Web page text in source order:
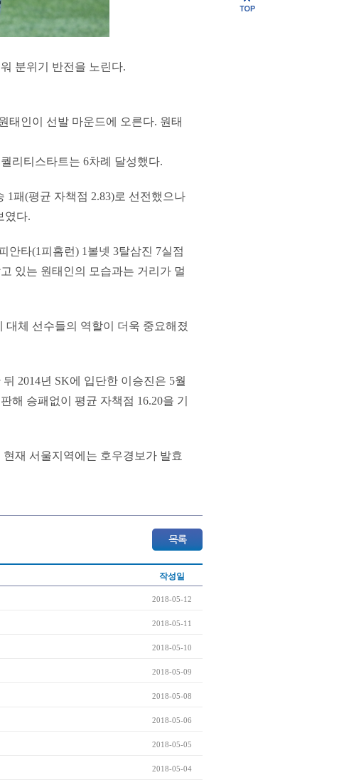
분위기 반전을 노린다.
태인이 선발 마운드에 오른다. 원태
리티스타트는 6차례 달성했다.
1패(평균 자책점 2.83)로 선전했으나
였다.
안타(1피홈런) 1볼넷 3탈삼진 7실점
있는 원태인의 모습과는 거리가 멀
체 선수들의 역할이 더욱 중요해졌
2014년 SK에 입단한 이승진은 5월
해 승패없이 평균 자책점 16.20을 기
재 서울지역에는 호우경보가 발효
작성일
2018-05-12
2018-05-11
2018-05-10
2018-05-09
2018-05-08
2018-05-06
2018-05-05
2018-05-04